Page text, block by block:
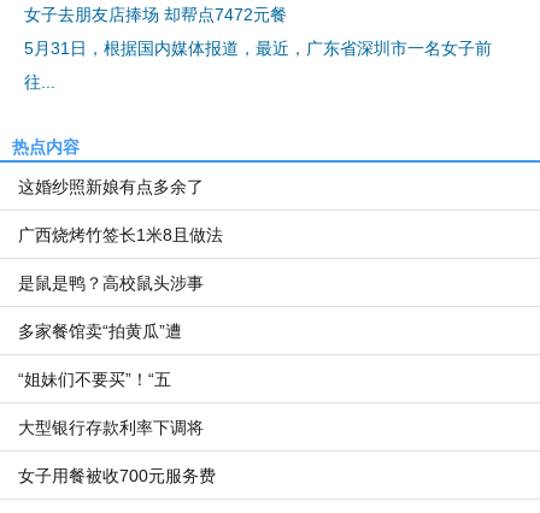
女子去朋友店捧场 却帮点7472元餐
5月31日，根据国内媒体报道，最近，广东省深圳市一名女子前
往...
热点内容
这婚纱照新娘有点多余了
广西烧烤竹签长1米8且做法
是鼠是鸭？高校鼠头涉事
多家餐馆卖“拍黄瓜”遭
“姐妹们不要买”！“五
大型银行存款利率下调将
女子用餐被收700元服务费